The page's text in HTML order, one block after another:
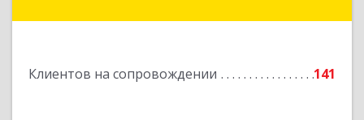
Клиентов на сопровождении 141
Подробнее